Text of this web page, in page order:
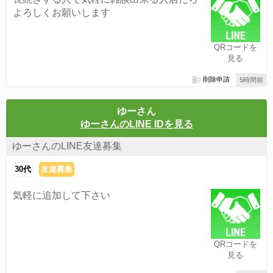
QRコードを
見る
よろしくお願いします
5時間前
削除申請
ゆーさん
ゆーさんのLINE IDを見る
ゆーさんのLINE友達募集
30代 友達募集
QRコードを
見る
気軽に追加して下さい